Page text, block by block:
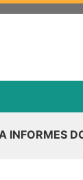
INFORMES